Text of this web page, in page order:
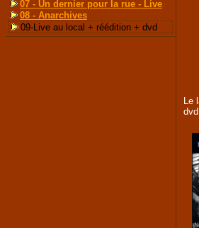
07 - Un dernier pour la rue - Live
08 - Anarchives
09-Live au local + réédition + dvd
Le